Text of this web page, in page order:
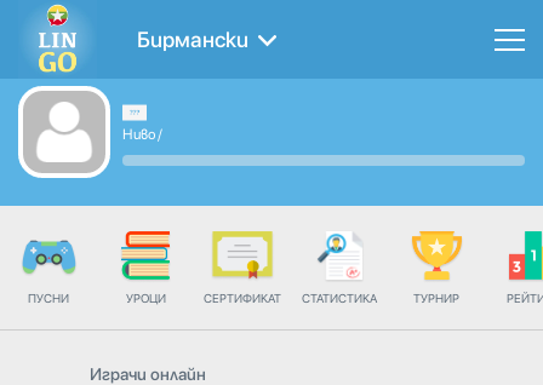
Бирмански
Ниво/
ПУСНИ УРОЦИ СЕРТИФИКАТ СТАТИСТИКА ТУРНИР
Играчи онлайн